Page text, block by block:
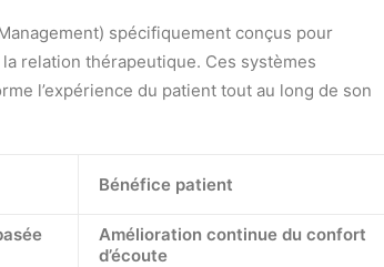
spécifiquement conçus pour
relation thérapeutique. Ces systèmes
l’expérience du patient tout au long de son
Bénéfice patient
Amélioration continue du confort
d’écoute